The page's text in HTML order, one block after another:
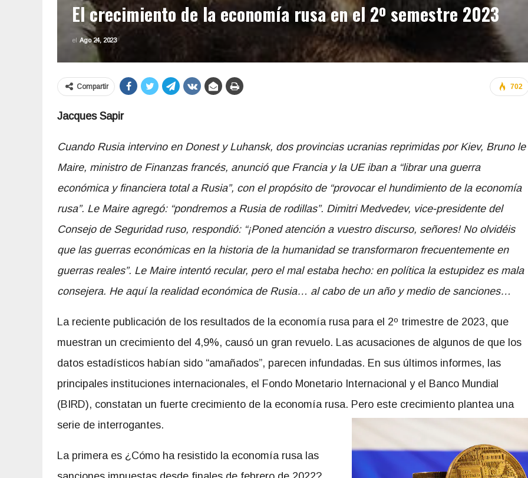
El crecimiento de la economía rusa en el 2º semestre 2023
el Ago 24, 2023
702
Compartir
Jacques Sapir
Cuando Rusia intervino en Donest y Luhansk, dos provincias ucranias reprimidas por Kiev, Bruno le
Maire, ministro de Finanzas francés, anunció que Francia y la UE iban a “librar una guerra
económica y financiera total a Rusia”, con el propósito de “provocar el hundimiento de la economía
rusa”. Le Maire agregó: “pondremos a Rusia de rodillas”. Dimitri Medvedev, vice-presidente del
Consejo de Seguridad ruso, respondió: “¡Poned atención a vuestro discurso, señores! No olvidéis
que las guerras económicas en la historia de la humanidad se transformaron frecuentemente en
guerras reales”. Le Maire intentó recular, pero el mal estaba hecho: en política la estupidez es mala
consejera. He aquí la realidad económica de Rusia… al cabo de un año y medio de sanciones…
La reciente publicación de los resultados de la economía rusa para el 2º trimestre de 2023, que
muestran un crecimiento del 4,9%, causó un gran revuelo. Las acusaciones de algunos de que los
datos estadísticos habían sido “amañados”, parecen infundadas. En sus últimos informes, las
principales instituciones internacionales, el Fondo Monetario Internacional y el Banco Mundial
(BIRD), constatan un fuerte crecimiento de la economía rusa. Pero este crecimiento plantea una
serie de interrogantes.
La primera es ¿Cómo ha resistido la economía rusa las